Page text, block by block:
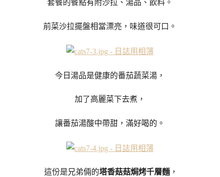
套餐的餐點有附沙拉、湯品、飲料。
前菜沙拉擺盤相當漂亮，味道很可口。
今日湯品是健康的番茄蔬菜湯，
加了高麗菜下去煮，
讓番茄湯酸中帶甜，滿好喝的。
這份是兄弟倆的塔香菇菇焗烤千層麵 ，